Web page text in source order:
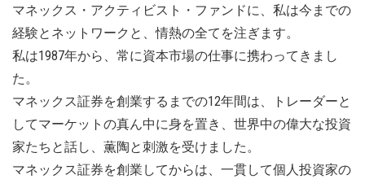
マネックス・アクティビスト・ファンドに、私は今までの
経験とネットワークと、情熱の全てを注ぎます。
私は1987年から、常に資本市場の仕事に携わってきまし
た。
マネックス証券を創業するまでの12年間は、トレーダーと
してマーケットの真ん中に身を置き、世界中の偉大な投資
家たちと話し、薫陶と刺激を受けました。
マネックス証券を創業してからは、一貫して個人投資家の